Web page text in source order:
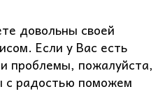
довольны своей
Если у Вас есть
проблемы, пожалуйста,
с радостью поможем